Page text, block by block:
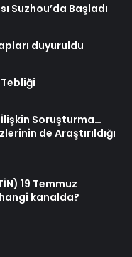
Suzhou’da Başladı
duyuruldu
Tebliği
İlişkin Soruşturma…
de Araştırıldığı
19 Temmuz
kanalda?